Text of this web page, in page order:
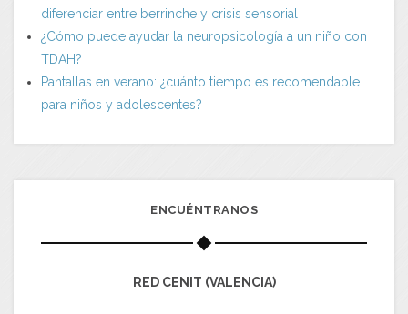
diferenciar entre berrinche y crisis sensorial
¿Cómo puede ayudar la neuropsicología a un niño con
TDAH?
Pantallas en verano: ¿cuánto tiempo es recomendable
para niños y adolescentes?
ENCUÉNTRANOS
RED CENIT (VALENCIA)